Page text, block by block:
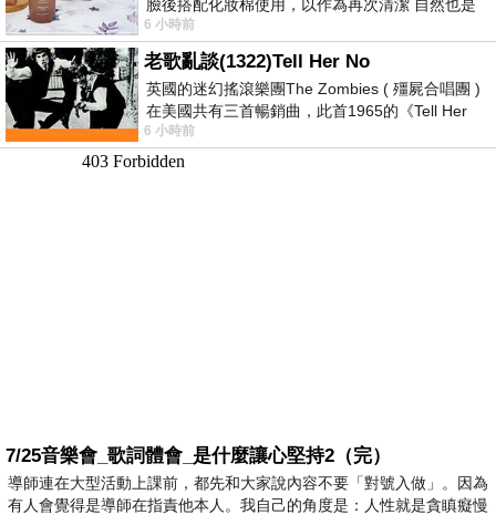
臉後搭配化妝棉使用，以作為再次清潔 自然也是
我的保養必備品項 不過，我對於化妝
6 小時前
老歌亂談(1322)Tell Her No
英國的迷幻搖滾樂團The Zombies ( 殭屍合唱團 )
在美國共有三首暢銷曲，此首1965的《Tell Her
No》即為其中之一，在告示牌百大單曲
6 小時前
7/25音樂會_歌詞體會_是什麼讓心堅持2（完）
導師連在大型活動上課前，都先和大家說內容不要「對號入做」。因為
有人會覺得是導師在指責他本人。我自己的角度是：人性就是貪瞋癡慢